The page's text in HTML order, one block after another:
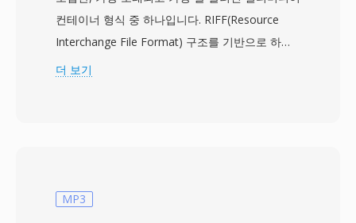
컨테이너 형식 중 하나입니다. RIFF(Resource
Interchange File Format) 구조를 기반으로 하며,
오디오와 비디오 데이터를 교대 청크로 인터리빙
1990년대와 2000년대 전반에 걸쳐 개인용 컴퓨터
더 보기
MP3